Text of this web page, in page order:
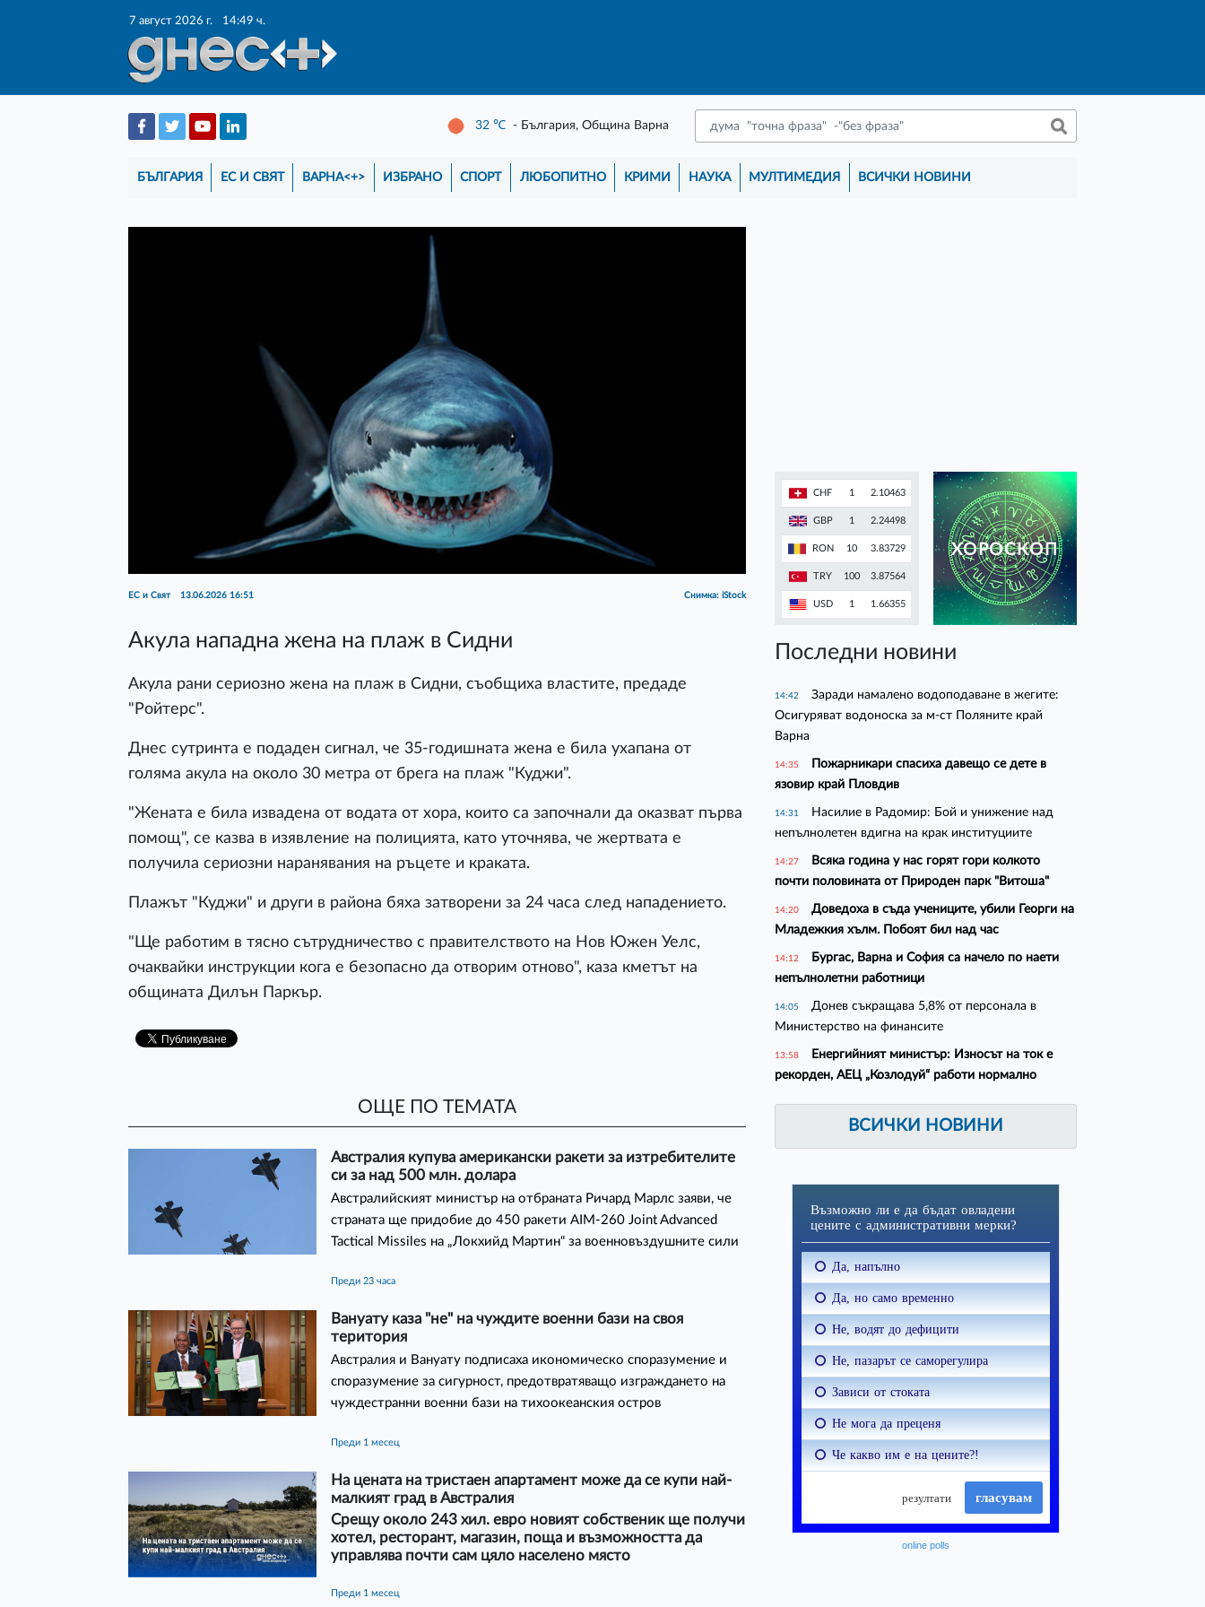
7 август 2026 г. 14:49 ч.
32 ℃ - България, Община Варна
БЪЛГАРИЯ ЕС И СВЯТ ВАРНА<+> ИЗБРАНО СПОРТ ЛЮБОПИТНО КРИМИ НАУКА МУЛТИМЕДИЯ ВСИЧКИ НОВИНИ
ЕС и Свят 13.06.2026 16:51 Снимка: iStock
Акула нападна жена на плаж в Сидни
Акула рани сериозно жена на плаж в Сидни, съобщиха властите, предаде
"Ройтерс".
Днес сутринта е подаден сигнал, че 35-годишната жена е била ухапана от
голяма акула на около 30 метра от брега на плаж "Куджи".
"Жената е била извадена от водата от хора, които са започнали да оказват първа
помощ", се казва в изявление на полицията, като уточнява, че жертвата е
получила сериозни наранявания на ръцете и краката.
Плажът "Куджи" и други в района бяха затворени за 24 часа след нападението.
"Ще работим в тясно сътрудничество с правителството на Нов Южен Уелс,
очаквайки инструкции кога е безопасно да отворим отново", каза кметът на
общината Дилън Паркър.
ОЩЕ ПО ТЕМАТА
Австралия купува американски ракети за изтребителите
си за над 500 млн. долара
Австралийският министър на отбраната Ричард Марлс заяви, че
страната ще придобие до 450 ракети AIM-260 Joint Advanced
Tactical Missiles на „Локхийд Мартин“ за военновъздушните сили
преди 23 часа
Вануату каза "не" на чуждите военни бази на своя
територия
Австралия и Вануату подписаха икономическо споразумение и
споразумение за сигурност, предотвратяващо изграждането на
чуждестранни военни бази на тихоокеанския остров
преди 1 месец
На цената на тристаен апартамент може да се купи най-
малкият град в Австралия
Срещу около 243 хил. евро новият собственик ще получи
хотел, ресторант, магазин, поща и възможността да
управлява почти сам цяло населено място
преди 1 месец
CHF 1 2.10463
GBP 1 2.24498
RON 10 3.83729
TRY 100 3.87564
USD 1 1.66355
ХОРОСКОП
Последни новини
14:42
Заради намалено водоподаване в жегите:
Осигуряват водоноска за м-ст Поляните край
Варна
14:35
Пожарникари спасиха давещо се дете в
язовир край Пловдив
14:31
Насилие в Радомир: Бой и унижение над
непълнолетен вдигна на крак институциите
14:27
Всяка година у нас горят гори колкото
почти половината от Природен парк "Витоша"
14:20
Доведоха в съда учениците, убили Георги на
Младежкия хълм. Побоят бил над час
14:12
Бургас, Варна и София са начело по наети
непълнолетни работници
14:05
Донев съкращава 5,8% от персонала в
Министерство на финансите
13:58
Енергийният министър: Износът на ток е
рекорден, АЕЦ „Козлодуй“ работи нормално
ВСИЧКИ НОВИНИ
online polls